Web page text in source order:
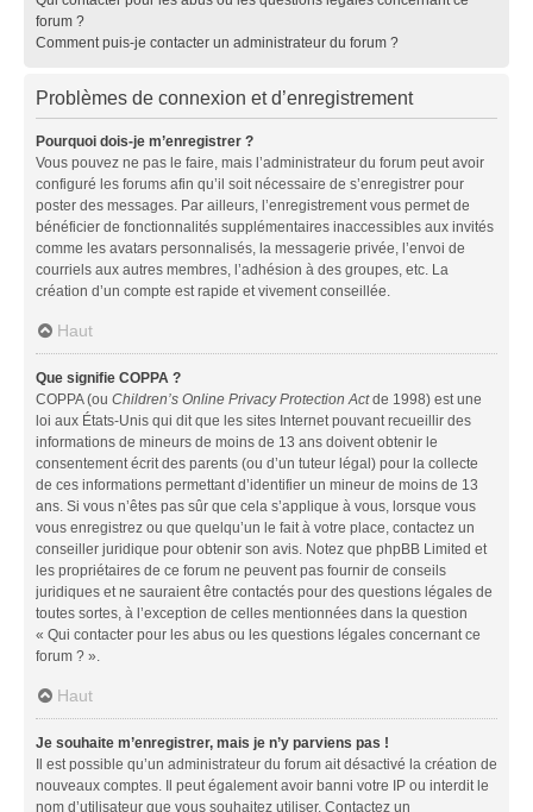
forum ?
Comment puis-je contacter un administrateur du forum ?
Problèmes de connexion et d’enregistrement
Pourquoi dois-je m’enregistrer ?
Vous pouvez ne pas le faire, mais l’administrateur du forum peut avoir
configuré les forums afin qu’il soit nécessaire de s’enregistrer pour
poster des messages. Par ailleurs, l’enregistrement vous permet de
bénéficier de fonctionnalités supplémentaires inaccessibles aux invités
comme les avatars personnalisés, la messagerie privée, l’envoi de
courriels aux autres membres, l’adhésion à des groupes, etc. La
création d’un compte est rapide et vivement conseillée.
Haut
Que signifie COPPA ?
COPPA (ou Children’s Online Privacy Protection Actde 1998) est une
loi aux États-Unis qui dit que les sites Internet pouvant recueillir des
informations de mineurs de moins de 13 ans doivent obtenir le
consentement écrit des parents (ou d’un tuteur légal) pour la collecte
de ces informations permettant d’identifier un mineur de moins de 13
ans. Si vous n’êtes pas sûr que cela s’applique à vous, lorsque vous
vous enregistrez ou que quelqu’un le fait à votre place, contactez un
conseiller juridique pour obtenir son avis. Notez que phpBB Limited et
les propriétaires de ce forum ne peuvent pas fournir de conseils
juridiques et ne sauraient être contactés pour des questions légales de
toutes sortes, à l’exception de celles mentionnées dans la question
« Qui contacter pour les abus ou les questions légales concernant ce
forum ? ».
Haut
Je souhaite m’enregistrer, mais je n’y parviens pas !
Il est possible qu’un administrateur du forum ait désactivé la création de
nouveaux comptes. Il peut également avoir banni votre IP ou interdit le
nom d’utilisateur que vous souhaitez utiliser. Contactez un